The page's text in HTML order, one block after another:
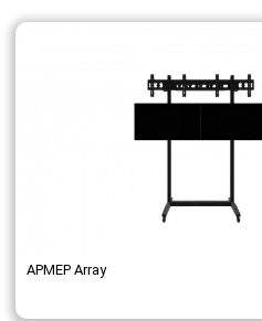
АРМЕР Array